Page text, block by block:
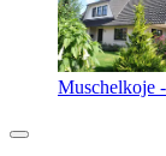
Muschelkoje